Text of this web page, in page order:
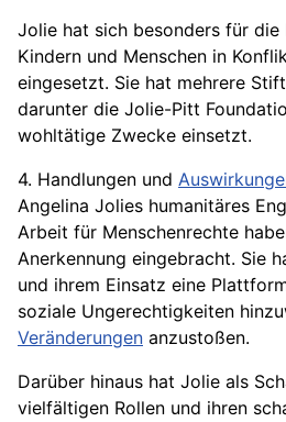
Jolie hat sich besonders für die
Kindern und Menschen in
eingesetzt. Sie hat mehrere
darunter die Jolie-Pitt
wohltätige Zwecke einsetzt.
4. Handlungen und
Angelina Jolies humanitäres
Arbeit für Menschenrechte
Anerkennung eingebracht. Sie
und ihrem Einsatz eine
soziale Ungerechtigkeiten
Veränderungen anzustoßen.
Darüber hinaus hat Jolie als
vielfältigen Rollen und ihren